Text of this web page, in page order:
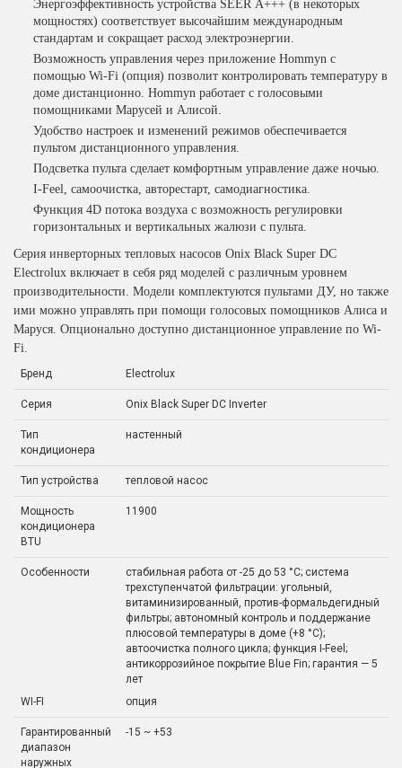
Энергоэффективность устройства SEER А+++ (в некоторых
мощностях) соответствует высочайшим международным
стандартам и сокращает расход электроэнергии.
Возможность управления через приложение Hommyn с
помощью Wi-Fi (опция) позволит контролировать температуру в
доме дистанционно. Hommyn работает с голосовыми
помощниками Марусей и Алисой.
Удобство настроек и изменений режимов обеспечивается
пультом дистанционного управления.
Подсветка пульта сделает комфортным управление даже ночью.
I-Feel, самоочистка, авторестарт, самодиагностика.
Функция 4D потока воздуха с возможность регулировки
горизонтальных и вертикальных жалюзи с пульта.
Серия инверторных тепловых насосов Onix Black Super DC
Electrolux включает в себя ряд моделей с различным уровнем
производительности. Модели комплектуются пультами ДУ, но также
ими можно управлять при помощи голосовых помощников Алиса и
Маруся. Опционально доступно дистанционное управление по Wi-
Fi.
Бренд Electrolux
Серия Onix Black Super DC Inverter
Тип
кондиционера
настенный
Тип устройства тепловой насос
Мощность
кондиционера
BTU
11900
Особенности
стабильная работа от -25 до 53 °C; система
трехступенчатой фильтрации: угольный,
витаминизированный, против-формальдегидный
фильтры; автономный контроль и поддержание
плюсовой температуры в доме (+8 °C);
автоочистка полного цикла; функция I-Feel;
антикоррозийное покрытие Blue Fin; гарантия — 5
лет
WI-FI
опция
Гарантированный
диапазон
наружных
-15 ~ +53